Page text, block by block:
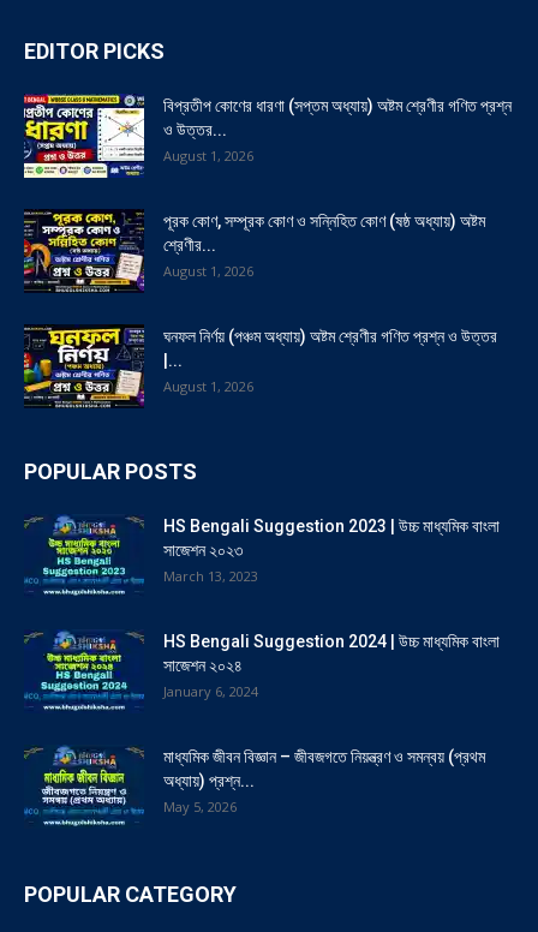
EDITOR PICKS
বিপ্রতীপ কোণের ধারণা (সপ্তম অধ্যায়) অষ্টম শ্রেণীর গণিত প্রশ্ন
ও উত্তর...
August 1, 2026
পূরক কোণ, সম্পূরক কোণ ও সন্নিহিত কোণ (ষষ্ঠ অধ্যায়) অষ্টম
শ্রেণীর...
August 1, 2026
ঘনফল নির্ণয় (পঞ্চম অধ্যায়) অষ্টম শ্রেণীর গণিত প্রশ্ন ও উত্তর
|...
August 1, 2026
POPULAR POSTS
HS Bengali Suggestion 2023 | উচ্চ মাধ্যমিক বাংলা
সাজেশন ২০২৩
March 13, 2023
HS Bengali Suggestion 2024 | উচ্চ মাধ্যমিক বাংলা
সাজেশন ২০২৪
January 6, 2024
মাধ্যমিক জীবন বিজ্ঞান – জীবজগতে নিয়ন্ত্রণ ও সমন্বয় (প্রথম
অধ্যায়) প্রশ্ন...
May 5, 2026
POPULAR CATEGORY